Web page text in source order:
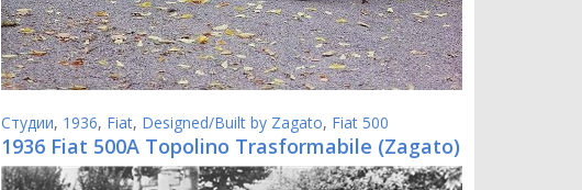
Студии, 1936, Fiat, Designed/Built by Zagato, Fiat 500
1936 Fiat 500A Topolino Trasformabile (Zagato)